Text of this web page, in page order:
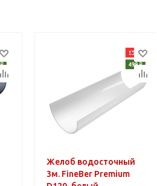
Желоб водосточный
3м. FineBer Premium